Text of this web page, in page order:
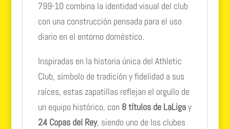
799-10 combina la identidad visual del club
con una construcción pensada para el uso
diario en el entorno doméstico.
Inspiradas en la historia única del Athletic
Club, símbolo de tradición y fidelidad a sus
raíces, estas zapatillas reflejan el orgullo de
un equipo histórico, con 8 títulos de LaLigay
24 Copas del Rey, siendo uno de los clubes